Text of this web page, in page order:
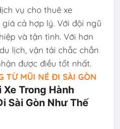
vụ cho thuê xe
cả hợp lý. Với đội ngũ
và tận tình. Với hơn
lịch, vận tải chắc chắn
được điều tốt nhất.
TỪ MŨI NÉ ĐI SÀI GÒN
Xe Trong Hành
Sài Gòn Như Thế